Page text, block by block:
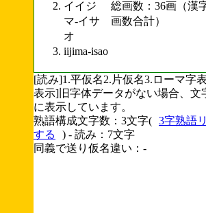
イイジ
マ-イサ
オ
iijima-isao
総画数：36画（漢
画数合計）
[読み]1.平仮名2.片仮名3.ローマ字
表示]旧字体データがない場合、文
に表示しています。
熟語構成文字数：3文字( 3字熟語
する
) - 読み：7文字
同義で送り仮名違い：-